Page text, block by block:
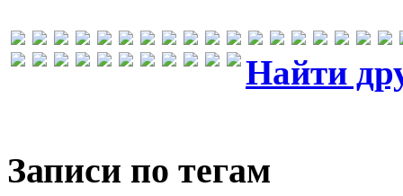
Найти
Записи по тегам